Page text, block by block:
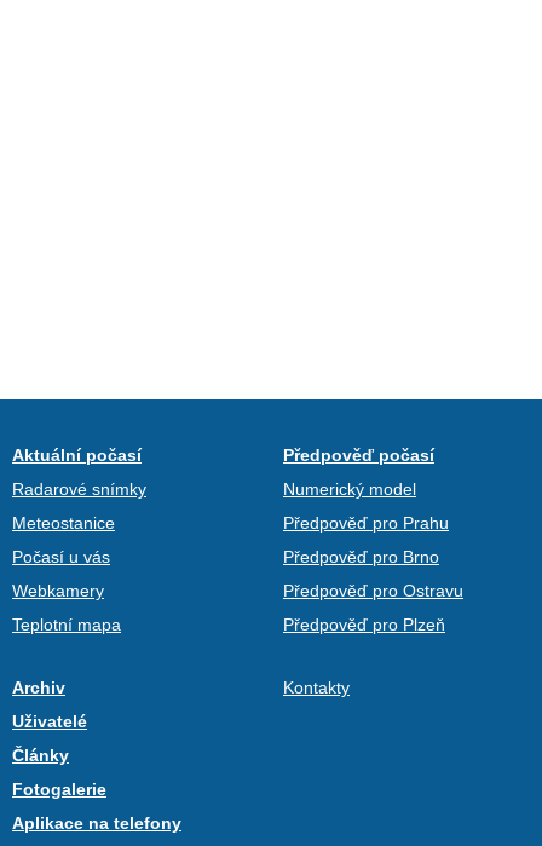
Aktuální počasí
Radarové snímky
Meteostanice
Počasí u vás
Webkamery
Teplotní mapa
Předpověď počasí
Numerický model
Předpověď pro Prahu
Předpověď pro Brno
Předpověď pro Ostravu
Předpověď pro Plzeň
Archiv
Uživatelé
Články
Fotogalerie
Aplikace na telefony
Kontakty